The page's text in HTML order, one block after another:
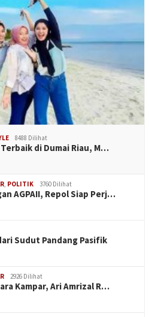
8488 Dilihat
di Dumai Riau, M…
POLITIK 3760 Dilihat
AGPAII, Repol Siap Perj…
Sudut Pandang Pasifik
2926 Dilihat
Kampar, Ari Amrizal R…